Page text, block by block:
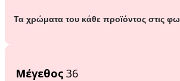
Τα χρώματα του κάθε προϊόντος στις
Μέγεθος 36